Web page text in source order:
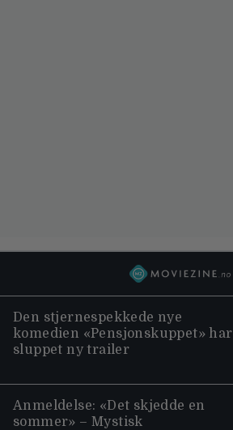
Den stjernespekkede nye
komedien «Pensjonskuppet» har
sluppet ny trailer
Anmeldelse: «Det skjedde en
sommer» – Mystisk